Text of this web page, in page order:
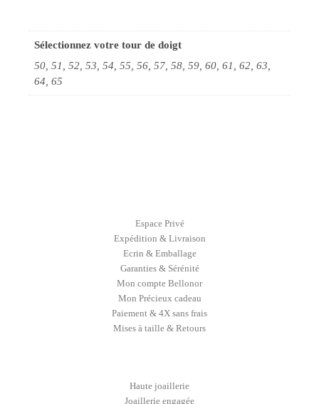
Sélectionnez votre tour de doigt
50, 51, 52, 53, 54, 55, 56, 57, 58, 59, 60, 61, 62, 63,
64, 65
Espace Privé
Expédition & Livraison
Ecrin & Emballage
Garanties & Sérénité
Mon compte Bellonor
Mon Précieux cadeau
Paiement & 4X sans frais
Mises à taille & Retours
Haute joaillerie
Joaillerie engagée